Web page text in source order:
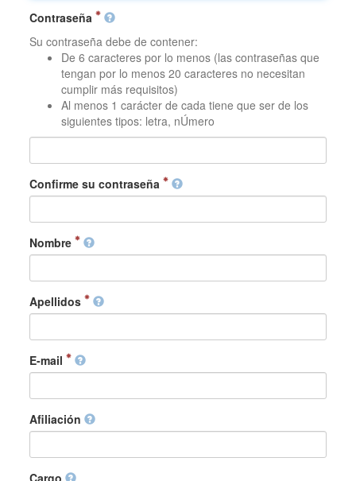
Contraseña
Su contraseña debe de contener:
De 6 caracteres por lo menos (las contraseñas que
tengan por lo menos 20 caracteres no necesitan
cumplir más requisitos)
Al menos 1 carácter de cada tiene que ser de los
siguientes tipos: letra, nÚmero
Confirme su contraseña
Nombre
Apellidos
E-mail
Afiliación
Cargo